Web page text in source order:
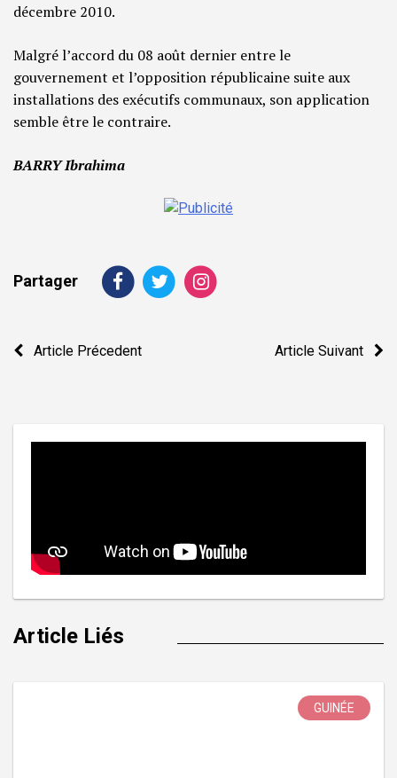
décembre 2010.
Malgré l’accord du 08 août dernier entre le
gouvernement et l’opposition républicaine suite aux
installations des exécutifs communaux, son application
semble être le contraire.
BARRY Ibrahima
Partager
Navigation
Article Précedent Article Suivant
Article Liés
GUINÉE